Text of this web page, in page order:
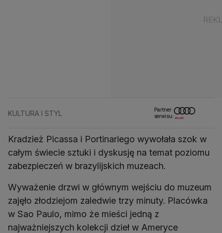
KULTURA I STYL
Partner
serwisu:
Kradzież Picassa i Portinariego wywołała szok w
całym świecie sztuki i dyskusję na temat poziomu
zabezpieczeń w brazylijskich muzeach.
Wyważenie drzwi w głównym wejściu do muzeum
zajęło złodziejom zaledwie trzy minuty. Placówka
w Sao Paulo, mimo że mieści jedną z
najważniejszych kolekcji dzieł w Ameryce